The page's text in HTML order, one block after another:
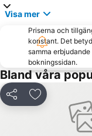
Visa mer
Priserna och
konstant. Det
samma
bokningssidan.
Bland våra
Dela Lägg till i